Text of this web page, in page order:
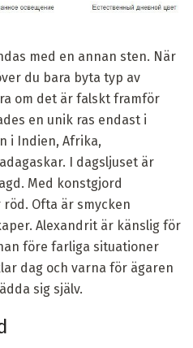
med en annan sten. När
du bara byta typ av
om det är falskt framför
en unik ras endast i
i Indien, Afrika,
I dagsljuset är
Med konstgjord
Ofta är smycken
Alexandrit är känslig för
före farliga situationer
dag och varna för ägaren
sig själv.